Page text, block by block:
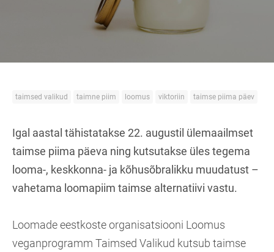
taimsed valikud taimne piim loomus viktoriin taimse piima päev
Igal aastal tähistatakse 22. augustil ülemaailmset
taimse piima päeva ning kutsutakse üles tegema
looma-, keskkonna- ja kõhusõbralikku muudatust –
vahetama loomapiim taimse alternatiivi vastu.
Loomade eestkoste organisatsiooni Loomus
veganprogramm Taimsed Valikud kutsub taimse